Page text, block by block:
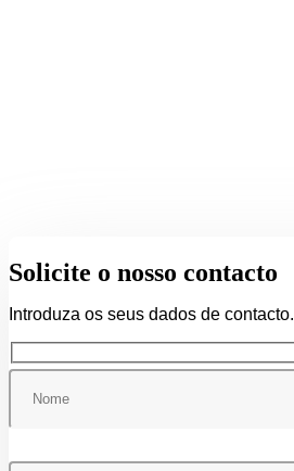
Solicite o nosso contacto
Introduza os seus dados de contacto.